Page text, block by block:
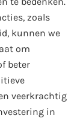
zoals
kunnen we
om
beter
veerkrachtig
in